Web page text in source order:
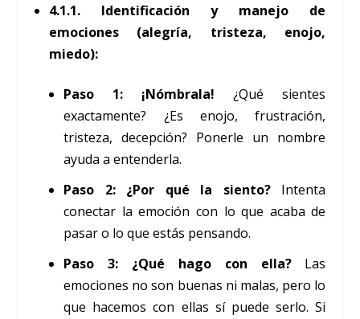
4.1.1. Identificación y manejo de
emociones (alegría, tristeza, enojo,
miedo):
Paso 1: ¡Nómbrala! ¿Qué sientes
exactamente? ¿Es enojo, frustración,
tristeza, decepción? Ponerle un nombre
ayuda a entenderla.
Paso 2: ¿Por qué la siento?Intenta
conectar la emoción con lo que acaba de
pasar o lo que estás pensando.
Paso 3: ¿Qué hago con ella?Las
emociones no son buenas ni malas, pero lo
que hacemos con ellas sí puede serlo. Si